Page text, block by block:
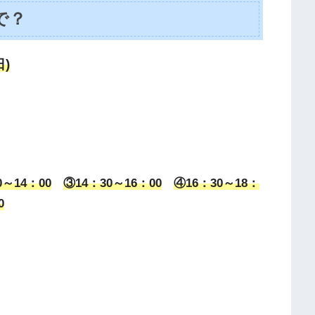
？
)
14：00 ③14：30～16：00
④16：30～18：